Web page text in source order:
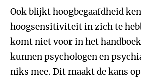
Ook blijkt hoogbegaafdheid
hoogsensitiviteit in zich te
komt niet voor in het
kunnen psychologen en
niks mee. Dit maakt de kans